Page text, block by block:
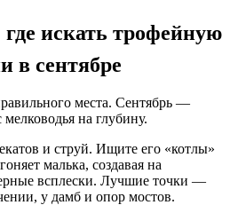
искать трофейную
в сентябре
места. Сентябрь —
на глубину.
и струй. Ищите его «котлы»
малька, создавая на
всплески. Лучшие точки —
у дамб и опор мостов.